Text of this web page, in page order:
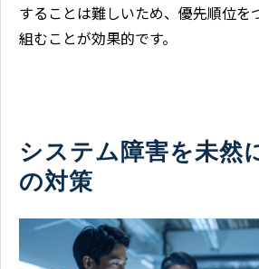
することは難しいため、優先順位を
組むことが効果的です。
システム障害を未然
の対策